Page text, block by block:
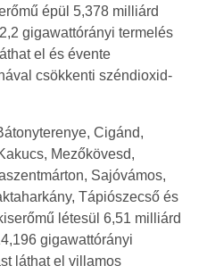
épül 5,378 milliárd
gigawattórányi termelés
el és évente
csökkenti széndioxid-
Cigánd,
Mezőkövesd,
Sajóvámos,
Tápiószecső és
létesül 6,51 milliárd
gigawattórányi
láthat el villamos